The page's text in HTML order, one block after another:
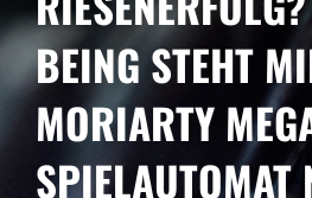
BEING STEHT
MORIARTY
SPIELAUTOMAT